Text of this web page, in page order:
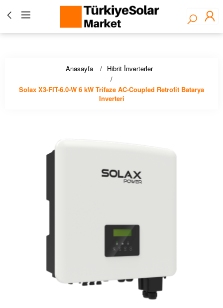
Türkiye Solar Market - Fronius Yetkili Bayisi ☀️ Solar
Panel, İnverter, Lityum Pil, EV Şarj Çözümleri - Stoktan
Hızlı Teslimat!
Anasayfa Hibrit İnverterler
Solax X3-FIT-6.0-W 6 kW Trifaze AC-Coupled Retrofit Batarya
Inverteri